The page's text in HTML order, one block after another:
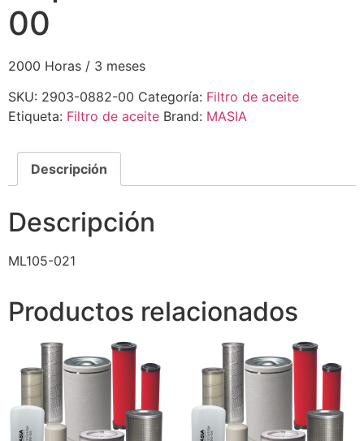
00
2000 Horas / 3 meses
SKU: 2903-0882-00 Categoría: Filtro de aceite
Etiqueta: Filtro de aceite Brand: MASIA
Descripción
Descripción
ML105-021
Productos relacionados